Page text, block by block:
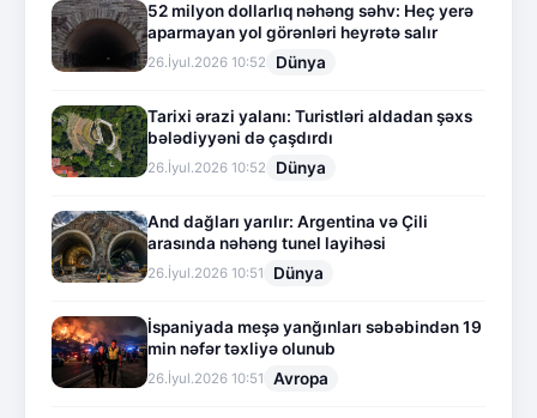
52 milyon dollarlıq nəhəng səhv: Heç yerə
aparmayan yol görənləri heyrətə salır
26.İyul.2026 10:52 Dünya
Tarixi ərazi yalanı: Turistləri aldadan şəxs
bələdiyyəni də çaşdırdı
26.İyul.2026 10:52 Dünya
And dağları yarılır: Argentina və Çili
arasında nəhəng tunel layihəsi
26.İyul.2026 10:51 Dünya
İspaniyada meşə yanğınları səbəbindən 19
min nəfər təxliyə olunub
26.İyul.2026 10:51 Avropa